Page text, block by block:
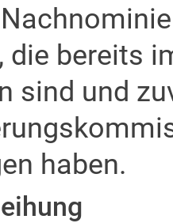
die bereits
sind und
haben.